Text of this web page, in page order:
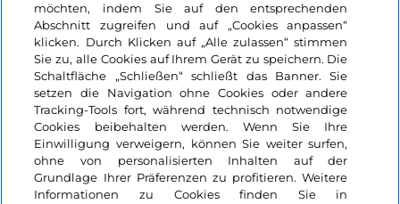
möchten, indem Sie auf den entsprechenden
Abschnitt zugreifen und auf „Cookies anpassen“
klicken. Durch Klicken auf „Alle zulassen“ stimmen
Sie zu, alle Cookies auf Ihrem Gerät zu speichern. Die
Schaltfläche „Schließen“ schließt das Banner. Sie
setzen die Navigation ohne Cookies oder andere
Tracking-Tools fort, während technisch notwendige
Cookies beibehalten werden. Wenn Sie Ihre
Einwilligung verweigern, können Sie weiter surfen,
ohne von personalisierten Inhalten auf der
Grundlage Ihrer Präferenzen zu profitieren. Weitere
Informationen zu Cookies finden Sie in